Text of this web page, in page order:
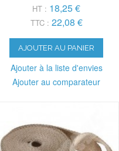
HT : 18,25 €
TTC : 22,08 €
AJOUTER AU PANIER
Ajouter à la liste d'envies
Ajouter au comparateur